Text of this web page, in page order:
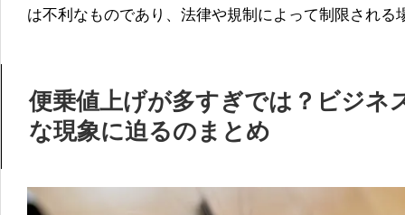
は不利なものであり、法律や規制によって制限される
便乗値上げが多すぎでは？ビジネ
な現象に迫るのまとめ